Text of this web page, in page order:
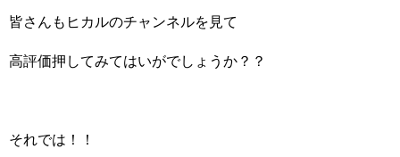
皆さんもヒカルのチャンネルを見て
高評価押してみてはいがでしょうか？？
それでは！！